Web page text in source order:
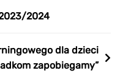
2024
dla dzieci
zapobiegamy”